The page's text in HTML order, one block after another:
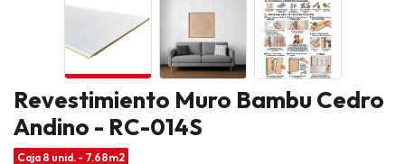
Revestimiento Muro Bambu Cedro
Andino - RC-014S
Caja 8 unid. - 7.68m2